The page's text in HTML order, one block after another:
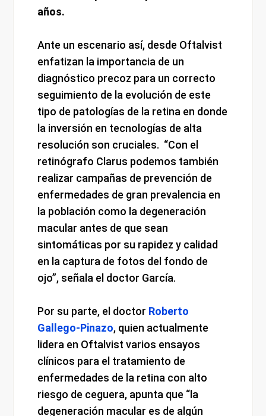
años.
Ante un escenario así, desde Oftalvist
enfatizan la importancia de un
diagnóstico precoz para un correcto
seguimiento de la evolución de este
tipo de patologías de la retina en donde
la inversión en tecnologías de alta
resolución son cruciales. “Con el
retinógrafo Clarus podemos también
realizar campañas de prevención de
enfermedades de gran prevalencia en
la población como la degeneración
macular antes de que sean
sintomáticas por su rapidez y calidad
en la captura de fotos del fondo de
ojo”, señala el doctor García.
Por su parte, el doctor Roberto
Gallego-Pinazo, quien actualmente
lidera en Oftalvist varios ensayos
clínicos para el tratamiento de
enfermedades de la retina con alto
riesgo de ceguera, apunta que “la
degeneración macular es de algún